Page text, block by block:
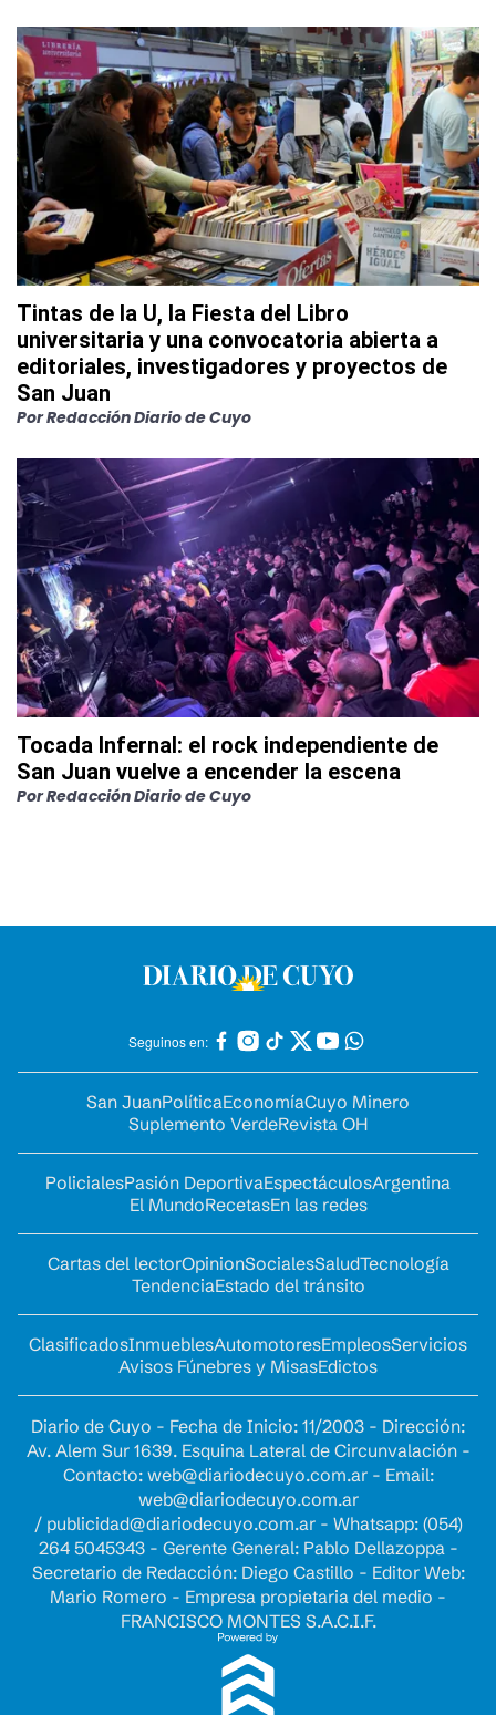
Tintas de la U, la Fiesta del Libro
universitaria y una convocatoria abierta a
editoriales, investigadores y proyectos de
San Juan
PorRedacción Diario de Cuyo
Tocada Infernal: el rock independiente de
San Juan vuelve a encender la escena
PorRedacción Diario de Cuyo
Seguinos en:
San JuanPolíticaEconomíaCuyo Minero
Suplemento VerdeRevista OH
PolicialesPasión DeportivaEspectáculosArgentina
El MundoRecetasEn las redes
Cartas del lectorOpinionSocialesSaludTecnología
TendenciaEstado del tránsito
ClasificadosInmueblesAutomotoresEmpleosServicios
Avisos Fúnebres y MisasEdictos
Diario de Cuyo - Fecha de Inicio: 11/2003 - Dirección:
Av. Alem Sur 1639. Esquina Lateral de Circunvalación -
Contacto: web@diariodecuyo.com.ar- Email:
web@diariodecuyo.com.ar
/ publicidad@diariodecuyo.com.ar- Whatsapp: (054)
264 5045343 - Gerente General: Pablo Dellazoppa -
Secretario de Redacción: Diego Castillo - Editor Web:
Mario Romero - Empresa propietaria del medio -
FRANCISCO MONTES S.A.C.I.F.